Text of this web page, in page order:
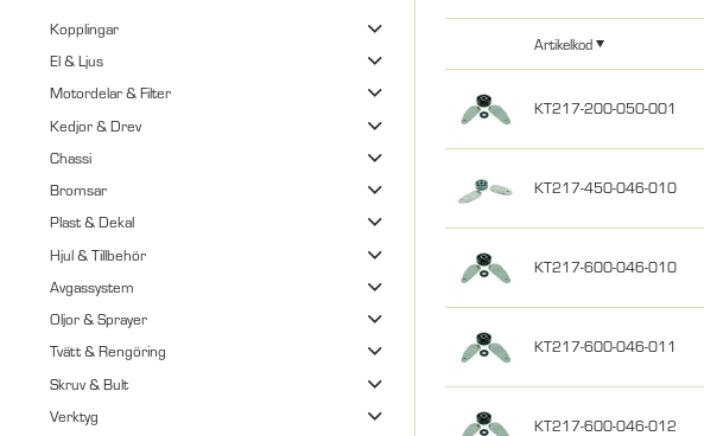
Kopplingar
El & Ljus
Motordelar & Filter
Kedjor & Drev
Chassi
Bromsar
Plast & Dekal
Hjul & Tillbehör
Avgassystem
Oljor & Sprayer
Tvätt & Rengöring
Skruv & Bult
Verktyg
Artikelkod
KT217-200-050-001
KT217-450-046-010
KT217-600-046-010
KT217-600-046-011
KT217-600-046-012